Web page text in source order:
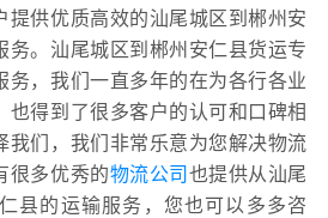
提供优质高效的汕尾城区到郴州安
务。汕尾城区到郴州安仁县货运专
务，我们一直多年的在为各行各业
也得到了很多客户的认可和口碑相
我们，我们非常乐意为您解决物流
很多优秀的物流公司 也提供从汕尾
县的运输服务，您也可以多多咨